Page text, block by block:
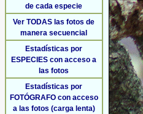
de cada especie
Ver TODAS las fotos de
manera secuencial
Estadísticas por
ESPECIES con acceso a
las fotos
Estadísticas por
FOTÓGRAFO con acceso
a las fotos (carga lenta)